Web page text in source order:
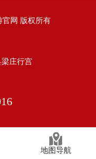
官网 版权所有
庄行宫
地图导航